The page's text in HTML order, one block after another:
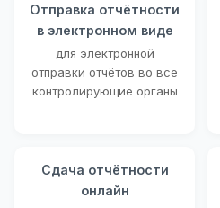
Отправка отчётности
в электронном виде
для электронной
отправки отчётов во все
контролирующие органы
Сдача отчётности
онлайн